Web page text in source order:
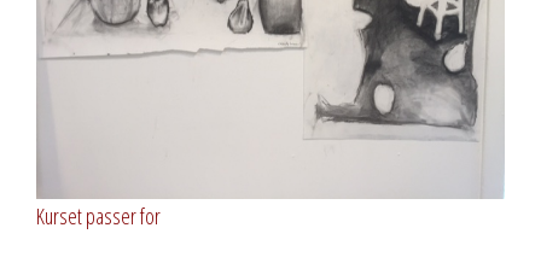
Kurset passer for